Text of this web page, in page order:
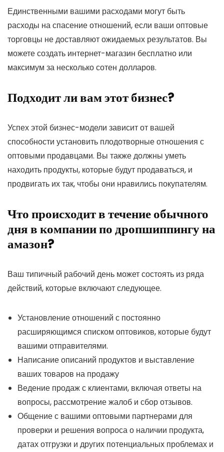
Единственными вашими расходами могут быть
расходы на спасение отношений, если ваши оптовые
торговцы не доставляют ожидаемых результатов. Вы
можете создать интернет-магазин бесплатно или
максимум за несколько сотен долларов.
Подходит ли вам этот бизнес?
Успех этой бизнес-модели зависит от вашей
способности установить плодотворные отношения с
оптовыми продавцами. Вы также должны уметь
находить продукты, которые будут продаваться, и
продвигать их так, чтобы они нравились покупателям.
Что происходит в течение обычного
дня в компании по дропшиппингу на
амазон?
Ваш типичный рабочий день может состоять из ряда
действий, которые включают следующее.
Установление отношений с постоянно
расширяющимся списком оптовиков, которые будут
вашими отправителями.
Написание описаний продуктов и выставление
ваших товаров на продажу
Ведение продаж с клиентами, включая ответы на
вопросы, рассмотрение жалоб и сбор отзывов.
Общение с вашими оптовыми партнерами для
проверки и решения вопроса о наличии продукта,
датах отгрузки и других потенциальных проблемах и